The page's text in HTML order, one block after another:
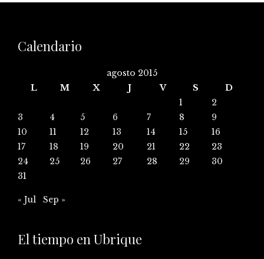
Calendario
agosto 2015
L
M X J V S
D
1
2
3
4 5 6 7 8
9
10
11 12 13 14 15
16
17
18 19 20 21 22
23
24
25 26 27 28 29
30
31
« Jul Sep »
El tiempo en Ubrique